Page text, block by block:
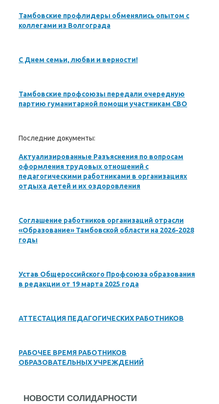
Тамбовские профлидеры обменялись опытом с
коллегами из Волгограда
С Днем семьи, любви и верности!
Тамбовские профсоюзы передали очередную
партию гуманитарной помощи участникам СВО
Последние документы:
Актуализированные Разъяснения по вопросам
оформления трудовых отношений с
педагогическими работниками в организациях
отдыха детей и их оздоровления
Соглашение работников организаций отрасли
«Образование» Тамбовской области на 2026-2028
годы
Устав Общероссийского Профсоюза образования
в редакции от 19 марта 2025 года
АТТЕСТАЦИЯ ПЕДАГОГИЧЕСКИХ РАБОТНИКОВ
РАБОЧЕЕ ВРЕМЯ РАБОТНИКОВ
ОБРАЗОВАТЕЛЬНЫХ УЧРЕЖДЕНИЙ
НОВОСТИ СОЛИДАРНОСТИ